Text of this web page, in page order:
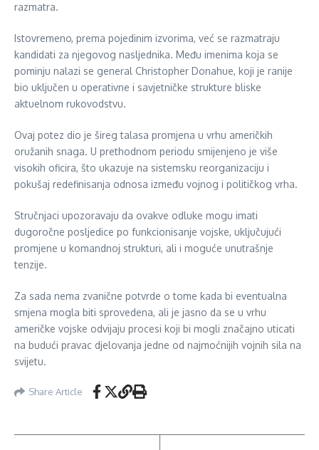
razmatra.
Istovremeno, prema pojedinim izvorima, već se razmatraju
kandidati za njegovog nasljednika. Među imenima koja se
pominju nalazi se general Christopher Donahue, koji je ranije
bio uključen u operativne i savjetničke strukture bliske
aktuelnom rukovodstvu.
Ovaj potez dio je šireg talasa promjena u vrhu američkih
oružanih snaga. U prethodnom periodu smijenjeno je više
visokih oficira, što ukazuje na sistemsku reorganizaciju i
pokušaj redefinisanja odnosa između vojnog i političkog vrha.
Stručnjaci upozoravaju da ovakve odluke mogu imati
dugoročne posljedice po funkcionisanje vojske, uključujući
promjene u komandnoj strukturi, ali i moguće unutrašnje
tenzije.
Za sada nema zvanične potvrde o tome kada bi eventualna
smjena mogla biti sprovedena, ali je jasno da se u vrhu
američke vojske odvijaju procesi koji bi mogli značajno uticati
na budući pravac djelovanja jedne od najmoćnijih vojnih sila na
svijetu.
Share Article